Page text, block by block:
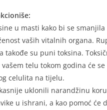
u masti kako bi se smanjila
vaših vitalnih organa.
takođe su puni toksina.
telu tokom godina će
celulita na tijelu.
uklonili narandžinu koru
u ishrani, a kao pomoć će